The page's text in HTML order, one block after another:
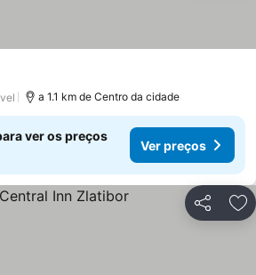
a 1.1 km de Centro da cidade
ver os preços
Ver preços
Partilhar